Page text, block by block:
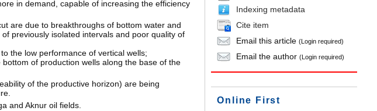
Indexing metadata
Cite item
Email this article(Login required)
Email the author(Login required)
Online First
in demand, capable of increasing the efficiency
are due to breakthroughs of bottom water and
previously isolated intervals and poor quality of
the low performance of vertical wells;
of production wells along the base of the
of the productive horizon) are being
and Aknur oil fields.